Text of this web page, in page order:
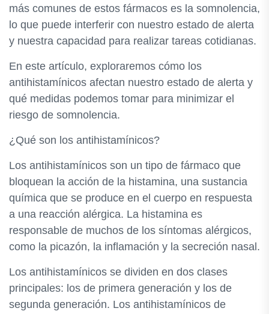
más comunes de estos fármacos es la somnolencia,
lo que puede interferir con nuestro estado de alerta
y nuestra capacidad para realizar tareas cotidianas.
En este artículo, exploraremos cómo los
antihistamínicos afectan nuestro estado de alerta y
qué medidas podemos tomar para minimizar el
riesgo de somnolencia.
¿Qué son los antihistamínicos?
Los antihistamínicos son un tipo de fármaco que
bloquean la acción de la histamina, una sustancia
química que se produce en el cuerpo en respuesta
a una reacción alérgica. La histamina es
responsable de muchos de los síntomas alérgicos,
como la picazón, la inflamación y la secreción nasal.
Los antihistamínicos se dividen en dos clases
principales: los de primera generación y los de
segunda generación. Los antihistamínicos de